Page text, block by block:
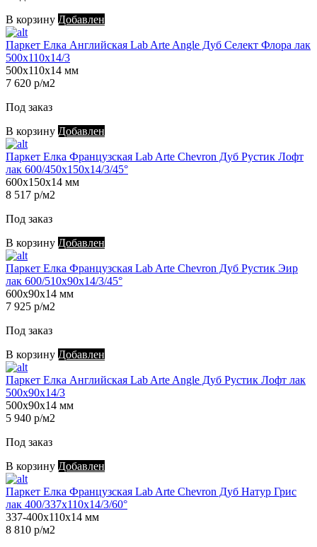
В корзину Добавлен
Паркет Елка Английская Lab Arte Angle Дуб Селект Флора лак
500х110х14/3
500х110х14 мм
7 620 р/м2
Под заказ
В корзину Добавлен
Паркет Елка Французская Lab Arte Chevron Дуб Рустик Лофт
лак 600/450х150х14/3/45°
600х150х14 мм
8 517 р/м2
Под заказ
В корзину Добавлен
Паркет Елка Французская Lab Arte Chevron Дуб Рустик Эир
лак 600/510х90х14/3/45°
600х90х14 мм
7 925 р/м2
Под заказ
В корзину Добавлен
Паркет Елка Английская Lab Arte Angle Дуб Рустик Лофт лак
500х90х14/3
500х90х14 мм
5 940 р/м2
Под заказ
В корзину Добавлен
Паркет Елка Французская Lab Arte Chevron Дуб Натур Грис
лак 400/337х110х14/3/60°
337-400х110х14 мм
8 810 р/м2